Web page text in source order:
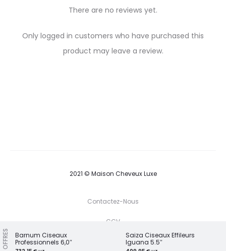
There are no reviews yet.
Only logged in customers who have purchased this
product may leave a review.
Barnum Ciseaux
Professionnels 6,0″
Saiza Ciseaux Effileurs
Iguana 5.5″
2021 © Maison Cheveux Luxe
Contactez-Nous
CGV
P